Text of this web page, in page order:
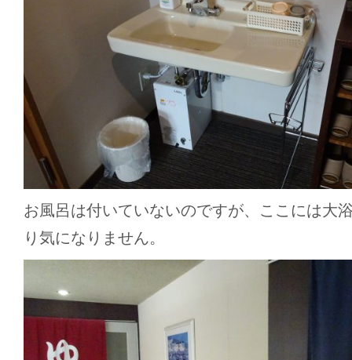
お風呂は付いていないのですが、ここには大
り気になりません。